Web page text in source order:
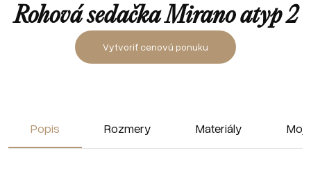
Rohová sedačka Mirano atyp 2
Vytvoriť cenovú ponuku
Popis Rozmery Materiály